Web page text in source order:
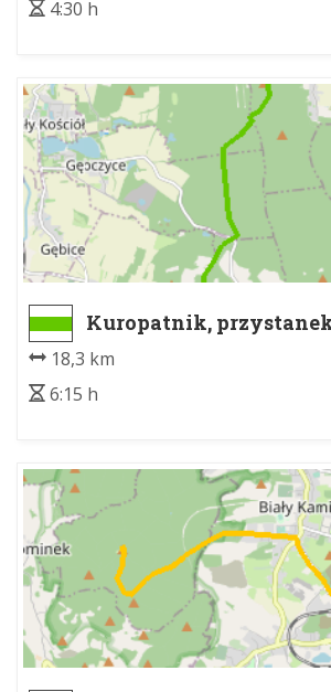
4:30 h
Kuropatnik,
- Biały Kościół, stacja
18,3 km
6:15 h